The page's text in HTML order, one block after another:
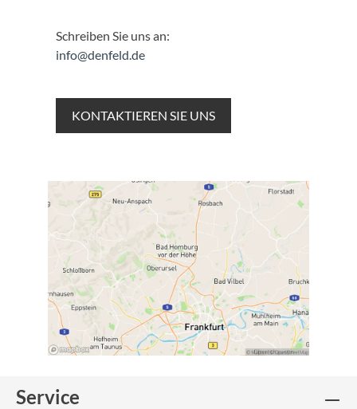
Schreiben Sie uns an:
info@denfeld.de
KONTAKTIEREN SIE UNS
Service